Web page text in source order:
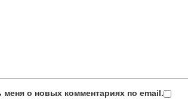
меня о новых комментариях по email.